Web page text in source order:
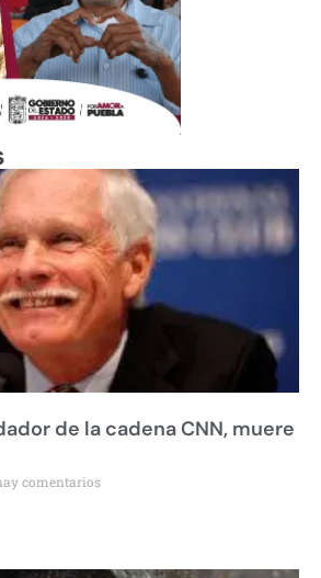
de la cadena CNN, muere
comentarios